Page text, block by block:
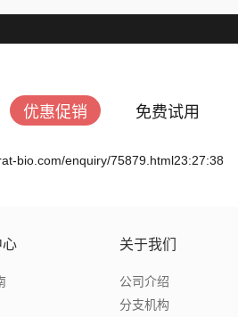
优惠促销 免费试用
bio.com/enquiry/75879.html23:27:38
关于我们
公司介绍
分支机构